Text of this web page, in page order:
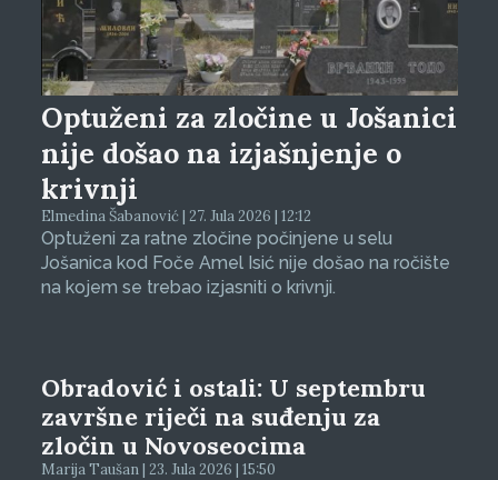
Optuženi za zločine u Jošanici
nije došao na izjašnjenje o
krivnji
Elmedina Šabanović | 27. Jula 2026 | 12:12
Optuženi za ratne zločine počinjene u selu
Jošanica kod Foče Amel Isić nije došao na ročište
na kojem se trebao izjasniti o krivnji.
Obradović i ostali: U septembru
završne riječi na suđenju za
zločin u Novoseocima
Marija Taušan | 23. Jula 2026 | 15:50